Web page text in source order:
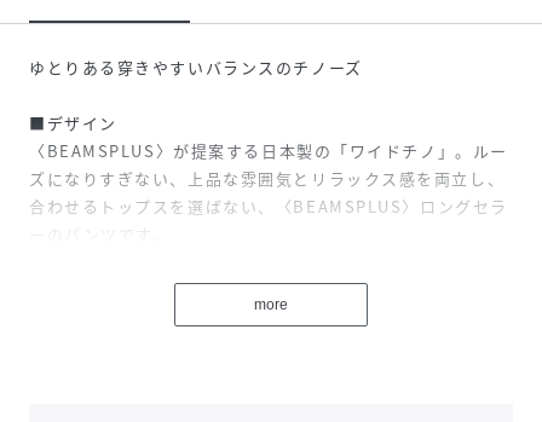
ゆとりある穿きやすいバランスのチノーズ
■デザイン
〈BEAMSPLUS〉が提案する日本製の「ワイドチノ」。ルー
ズになりすぎない、上品な雰囲気とリラックス感を両立し、
合わせるトップスを選ばない、〈BEAMSPLUS〉ロングセラ
ーのパンツです。
腰回りにゆとりを持たせた2プリーツ、クラシックな印象の
more